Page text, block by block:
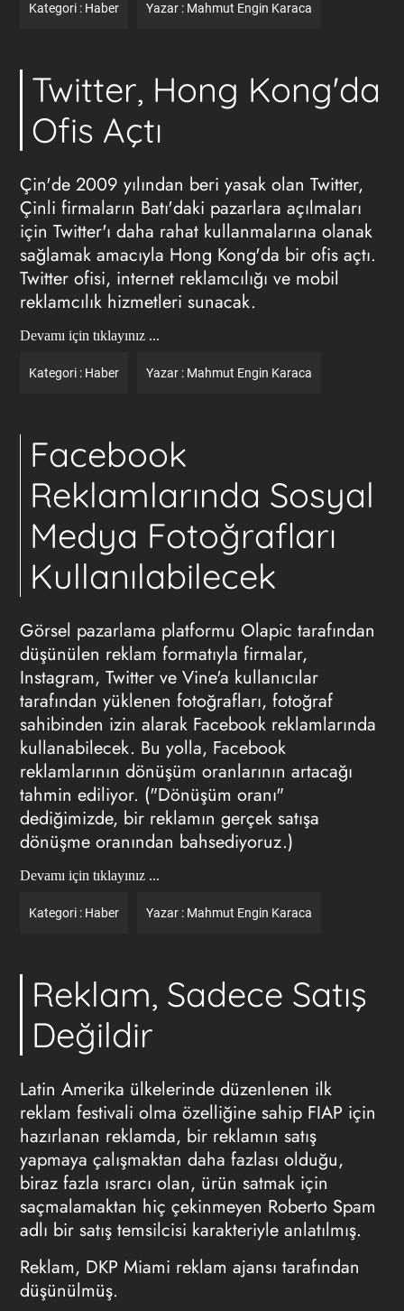
Kategori : Haber Yazar : Mahmut Engin Karaca
Twitter, Hong Kong'da
Ofis Açtı
Çin'de 2009 yılından beri yasak olan Twitter,
Çinli firmaların Batı'daki pazarlara açılmaları
için Twitter'ı daha rahat kullanmalarına olanak
sağlamak amacıyla Hong Kong'da bir ofis açtı.
Twitter ofisi, internet reklamcılığı ve mobil
reklamcılık hizmetleri sunacak.
Devamı için tıklayınız ...
Kategori : Haber Yazar : Mahmut Engin Karaca
Facebook
Reklamlarında Sosyal
Medya Fotoğrafları
Kullanılabilecek
Görsel pazarlama platformu Olapic tarafından
düşünülen reklam formatıyla firmalar,
Instagram, Twitter ve Vine'a kullanıcılar
tarafından yüklenen fotoğrafları, fotoğraf
sahibinden izin alarak Facebook reklamlarında
kullanabilecek. Bu yolla, Facebook
reklamlarının dönüşüm oranlarının artacağı
tahmin ediliyor. ("Dönüşüm oranı"
dediğimizde, bir reklamın gerçek satışa
dönüşme oranından bahsediyoruz.)
Devamı için tıklayınız ...
Kategori : Haber Yazar : Mahmut Engin Karaca
Reklam, Sadece Satış
Değildir
Latin Amerika ülkelerinde düzenlenen ilk
reklam festivali olma özelliğine sahip FIAP için
hazırlanan reklamda, bir reklamın satış
yapmaya çalışmaktan daha fazlası olduğu,
biraz fazla ısrarcı olan, ürün satmak için
saçmalamaktan hiç çekinmeyen Roberto Spam
adlı bir satış temsilcisi karakteriyle anlatılmış.
Reklam, DKP Miami reklam ajansı tarafından
düşünülmüş.